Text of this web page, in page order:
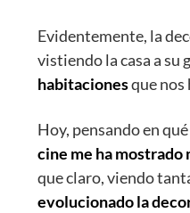
Evidentemente, la
vistiendo la casa a su
habitacionesque nos
Hoy, pensando en
cine me ha
que claro, viendo
evolucionado la